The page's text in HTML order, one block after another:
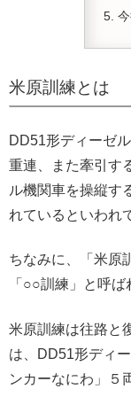
米原訓練とは
DD51形ディーゼ
重連、また牽引す
ル機関車を操縦す
れているといわれ
ちなみに、「米原
「○○訓練」と呼
米原訓練は往路と
は、DD51形ディ
ンカーなにわ」５